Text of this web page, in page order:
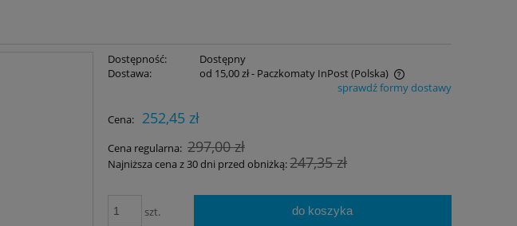
Dostępność:
Dostępny
Dostawa:
od 15,00 zł- Paczkomaty InPost(Polska)
płatności
sprawdź formy dostawy
Cena: 252,45 zł
Cena regularna: 297,00 zł
Najniższa cena z 30 dni przed obniżką:247,35 zł
szt. do koszyka